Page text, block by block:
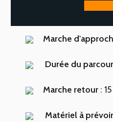
Marche
Durée du
Marche retour :
Matériel à prévoir